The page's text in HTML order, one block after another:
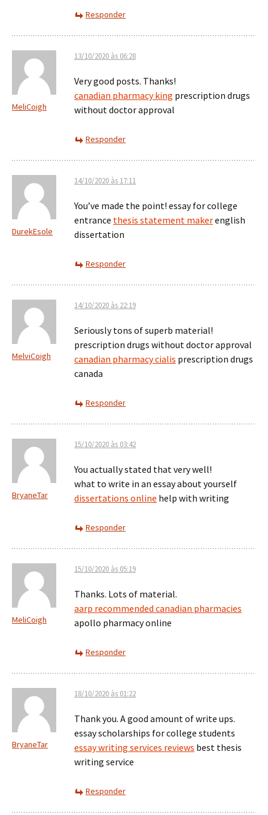
Responder
MeliCoigh
13/10/2020 às 06:28
Very good posts. Thanks!
canadian pharmacy king prescription drugs
without doctor approval
Responder
DurekEsole
14/10/2020 às 17:11
You’ve made the point! essay for college
entrance thesis statement makerenglish
dissertation
Responder
MelviCoigh
14/10/2020 às 22:19
Seriously tons of superb material!
prescription drugs without doctor approval
canadian pharmacy cialis prescription drugs
canada
Responder
BryaneTar
15/10/2020 às 03:42
You actually stated that very well!
what to write in an essay about yourself
dissertations online help with writing
Responder
MeliCoigh
15/10/2020 às 05:19
Thanks. Lots of material.
aarp recommended canadian pharmacies
apollo pharmacy online
Responder
BryaneTar
18/10/2020 às 01:22
Thank you. A good amount of write ups.
essay scholarships for college students
essay writing services reviews best thesis
writing service
Responder